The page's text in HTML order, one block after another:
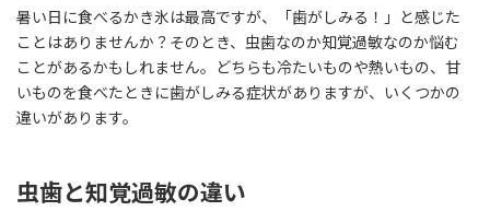
暑い日に食べるかき氷は最高ですが、「歯がしみる！」と感じた
ことはありませんか？そのとき、虫歯なのか知覚過敏なのか悩む
ことがあるかもしれません。どちらも冷たいものや熱いもの、甘
いものを食べたときに歯がしみる症状がありますが、いくつかの
違いがあります。
虫歯と知覚過敏の違い